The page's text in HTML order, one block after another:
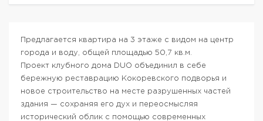
Предлагается квартира на 3 этаже с видом на центр
города и воду, общей площадью 50,7 кв.м.
Проект клубного дома DUO объединил в себе
бережную реставрацию Кокоревского подворья и
новое строительство на месте разрушенных частей
здания — сохраняя его дух и переосмысляя
исторический облик с помощью современных